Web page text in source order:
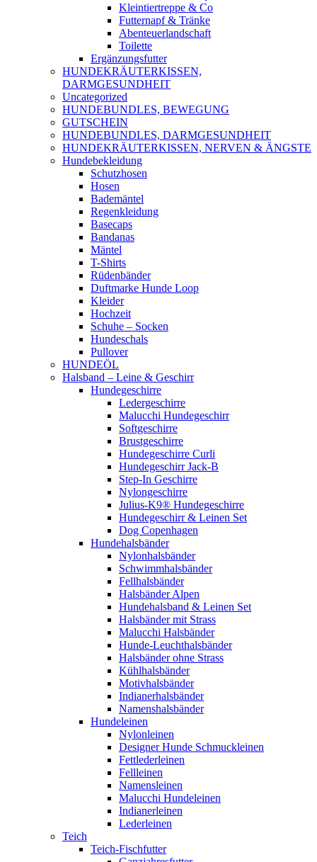
Kleintiertreppe & Co
Futternapf & Tränke
Abenteuerlandschaft
Toilette
Ergänzungsfutter
HUNDEKRÄUTERKISSEN,
DARMGESUNDHEIT
Uncategorized
HUNDEBUNDLES, BEWEGUNG
GUTSCHEIN
HUNDEBUNDLES, DARMGESUNDHEIT
HUNDEKRÄUTERKISSEN, NERVEN & ÄNGSTE
Hundebekleidung
Schutzhosen
Hosen
Bademäntel
Regenkleidung
Basecaps
Bandanas
Mäntel
T-Shirts
Rüdenbänder
Duftmarke Hunde Loop
Kleider
Hochzeit
Schuhe – Socken
Hundeschals
Pullover
HUNDEÖL
Halsband – Leine & Geschirr
Hundegeschirre
Ledergeschirre
Malucchi Hundegeschirr
Softgeschirre
Brustgeschirre
Hundegeschirre Curli
Hundegeschirr Jack-B
Step-In Geschirre
Nylongeschirre
Julius-K9® Hundegeschirre
Hundegeschirr & Leinen Set
Dog Copenhagen
Hundehalsbänder
Nylonhalsbänder
Schwimmhalsbänder
Fellhalsbänder
Halsbänder Alpen
Hundehalsband & Leinen Set
Halsbänder mit Strass
Malucchi Halsbänder
Hunde-Leuchthalsbänder
Halsbänder ohne Strass
Kühlhalsbänder
Motivhalsbänder
Indianerhalsbänder
Namenshalsbänder
Hundeleinen
Nylonleinen
Designer Hunde Schmuckleinen
Fettlederleinen
Fellleinen
Namensleinen
Malucchi Hundeleinen
Indianerleinen
Lederleinen
Teich
Teich-Fischfutter